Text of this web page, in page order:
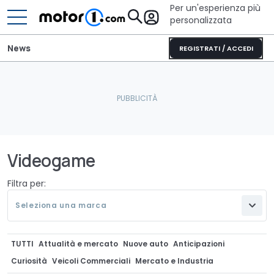
Per un'esperienza più
personalizzata
REGISTRATI / ACCEDI
News
Videogame
Filtra per:
Seleziona una marca
TUTTI Attualità e mercato Nuove auto Anticipazioni
Curiosità Veicoli Commerciali Mercato e Industria